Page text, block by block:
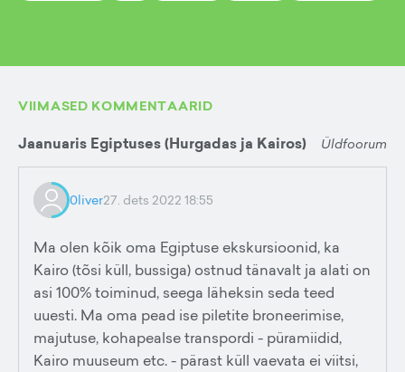
VIIMASED KOMMENTAARID
Jaanuaris Egiptuses (Hurgadas ja Kairos) Üldfoorum
0liver27. dets 2022 18:55
Ma olen kõik oma Egiptuse ekskursioonid, ka
Kairo (tõsi küll, bussiga) ostnud tänavalt ja alati on
asi 100% toiminud, seega läheksin seda teed
uuesti. Ma oma pead ise piletite broneerimise,
majutuse, kohapealse transpordi - püramiidid,
Kairo muuseum etc. - pärast küll vaevata ei viitsi,